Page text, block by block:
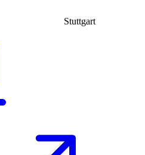
Stuttgart